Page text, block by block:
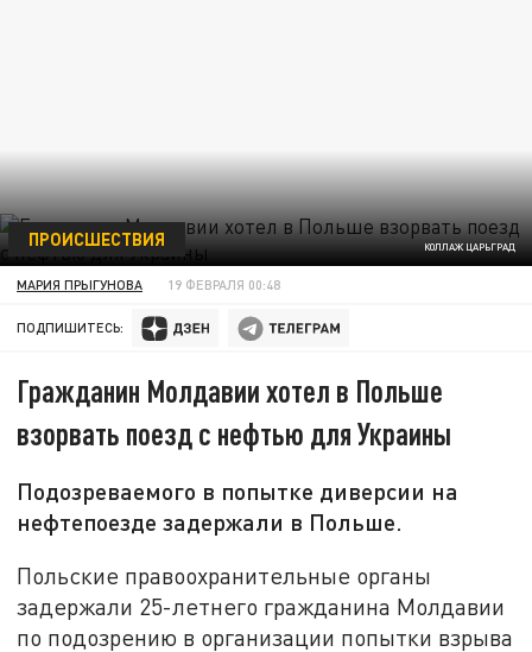
КОЛЛАЖ ЦАРЬГРАД
ПРОИСШЕСТВИЯ
МАРИЯ ПРЫГУНОВА 19 ФЕВРАЛЯ 00:48
ПОДПИШИТЕСЬ:
Гражданин Молдавии хотел в Польше
взорвать поезд с нефтью для Украины
Подозреваемого в попытке диверсии на
нефтепоезде задержали в Польше.
Польские правоохранительные органы
задержали 25-летнего гражданина Молдавии
по подозрению в организации попытки взрыва